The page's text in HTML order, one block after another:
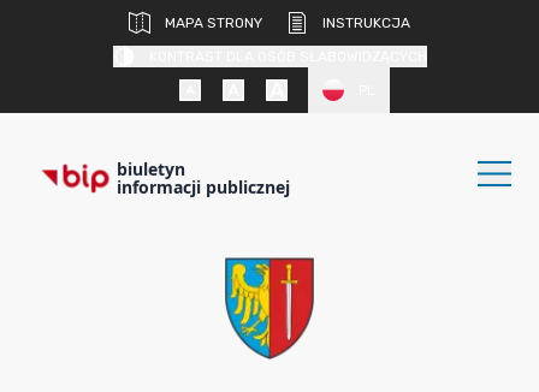
MAPA STRONY
INSTRUKCJA
biuletyn
informacji publicznej